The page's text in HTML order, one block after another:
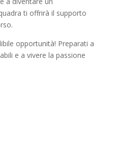
ti offrirà il supporto
opportunità! Preparati a
e a vivere la passione